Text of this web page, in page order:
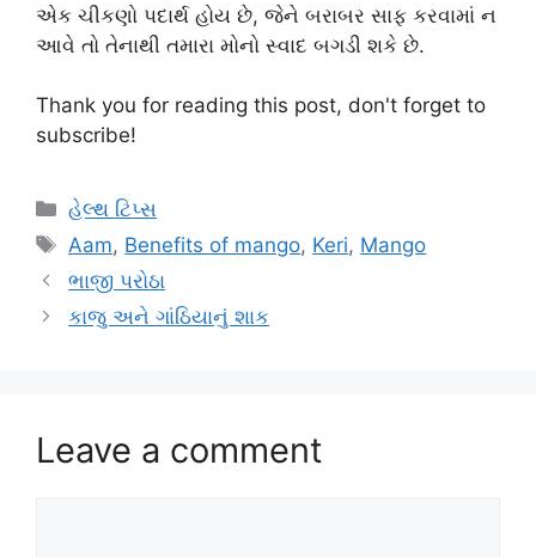
એક ચીકણો પદાર્થ હોય છે, જેને બરાબર સાફ કરવામાં ન
આવે તો તેનાથી તમારા મોનો સ્વાદ બગડી શકે છે.
Thank you for reading this post, don't forget to
subscribe!
Categories
હેલ્થ ટિપ્સ
Tags
Aam, Benefits of mango, Keri, Mango
ભાજી પરોઠા
કાજુ અને ગાંઠિયાનું શાક
Leave a comment